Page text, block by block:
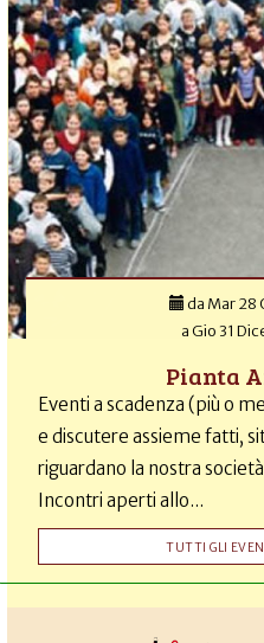
da Mar 28
aGio 31
Pianta
Eventi a scadenza (più o
e discutere assieme fatti,
riguardano la nostra
Incontri aperti allo...
TUTTI GLI